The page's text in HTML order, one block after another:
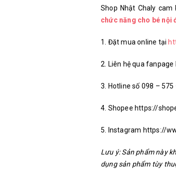
Shop Nhật Chaly
chức năng cho bé nội
1. Đặt mua online tại
2. Liên hệ qua
3. Hotline số 098 – 575
4. Shopee https://
5. Instagram https://
Lưu ý: Sản phẩm này
dụng sản phẩm tùy